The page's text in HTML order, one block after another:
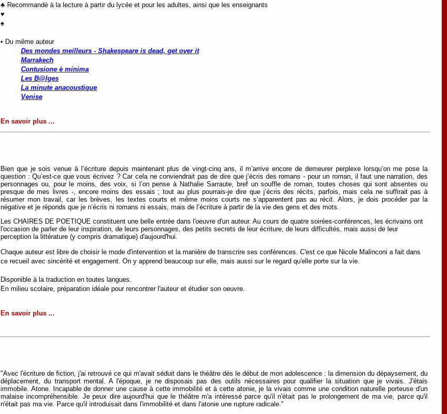
♣ Recommandé à la lecture à partir du lycée et pour les adultes, ainsi que les enseignants
♥
♠
• Du même auteur
Des mondes meilleurs - Shakespeare is dead, get over it
Marrakech
Contusione è minima
Les B@lges
La minute anacoustique
Venise
En savoir plus ...
Bien que je sois venue à l’écriture depuis maintenant plus de vingt-cinq ans, il m’arrive encore de demeurer perplexe lorsqu’on me pose la
question : Qu’est-ce que vous écrivez ? Car cela ne conviendrait pas de dire que j’écris des romans - pour un roman, il faut une narration, des
personnages ou, pour le moins, des voix, si l’on pense à Nathalie Sarraute, bref un souffle de roman, toutes choses qui sont absentes ou
presque de mes livres -, encore moins des essais ; tout au plus pourrais-je dire que j’écris des récits, parfois, mais cela ne suffirait pas à
résumer mon travail, car les brèves, les textes courts et même moins courts ne s’apparentent pas au récit. Alors, je dois procéder par la
négative et je réponds que je n’écris ni romans ni essais, mais de l’écriture à partir de la vie des gens et des mots.
Les CHAIRES DE POETIQUE constituent une belle entrée dans l'oeuvre d'un auteur. Au cours de quatre soirées-conférences, les écrivains ont
l'occasion de parler de leur inspiration, de leurs personnages, des petits secrets de leur écriture, de leurs difficultés, mais aussi de leur
perception la littérature (y compris dramatique) d'aujourd'hui.
Chaque auteur est libre de choisir le mode d'intervention et la manière de transcrire ses conférences. C'est ce que Nicole Malinconi a fait dans
ce recueil avec sincérité et engagement. On y apprend beaucoup sur elle, mais aussi sur le regard qu'elle porte sur la vie.
Disponible à la traduction en toutes langues.
En milieu scolaire, préparation idéale pour rencontrer l'auteur et étudier son oeuvre.
En savoir plus ...
"Avec l'écriture de fiction, j'ai retrouvé ce qui m'avait séduit dans le théâtre dès le début de mon adolescence : la dimension du dépaysement, du
déplacement, du transport mental. A l'époque, je ne disposais pas des outils nécessaires pour qualifier la situation que je vivais. J'étais
immobile. Atone. Incapable de donner une cause à cette immobilité et à cette atonie, je la vivais comme une condition naturelle porteuse d'un
malaise incompréhensible. Je peux dire aujourd'hui que le théâtre m'a intéressé parce qu'il n'était pas le prolongement de ma vie, parce qu'il
n'était pas ma vie. Parce qu'il introduisait dans l'immobilité et dans l'atonie une rupture radicale."